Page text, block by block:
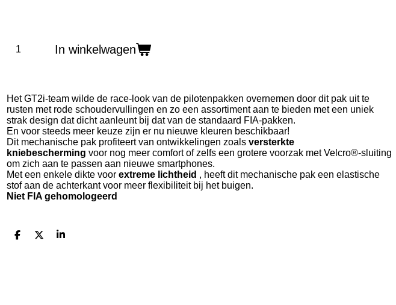
In winkelwagen
Het GT2i-team wilde de race-look van de pilotenpakken overnemen door dit pak uit te
rusten met rode schoudervullingen en zo een assortiment aan te bieden met een uniek
strak design dat dicht aanleunt bij dat van de standaard FIA-pakken.
En voor steeds meer keuze zijn er nu nieuwe kleuren beschikbaar!
Dit mechanische pak profiteert van ontwikkelingen zoals versterkte
kniebescherming voor nog meer comfort of zelfs een grotere voorzak met Velcro®-sluiting
om zich aan te passen aan nieuwe smartphones.
Met een enkele dikte voor extreme lichtheid , heeft dit mechanische pak een elastische
stof aan de achterkant voor meer flexibiliteit bij het buigen.
Niet FIA gehomologeerd
D
D
S